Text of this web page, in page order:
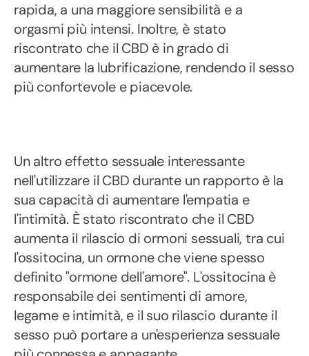
rapida, a una maggiore sensibilità e a
orgasmi più intensi. Inoltre, è stato
riscontrato che il CBD è in grado di
aumentare la lubrificazione, rendendo il sesso
più confortevole e piacevole.
Un altro effetto sessuale interessante
nell'utilizzare il CBD durante un rapporto è la
sua capacità di aumentare l'empatia e
l'intimità. È stato riscontrato che il CBD
aumenta il rilascio di ormoni sessuali, tra cui
l'ossitocina, un ormone che viene spesso
definito "ormone dell'amore". L'ossitocina è
responsabile dei sentimenti di amore,
legame e intimità, e il suo rilascio durante il
sesso può portare a un'esperienza sessuale